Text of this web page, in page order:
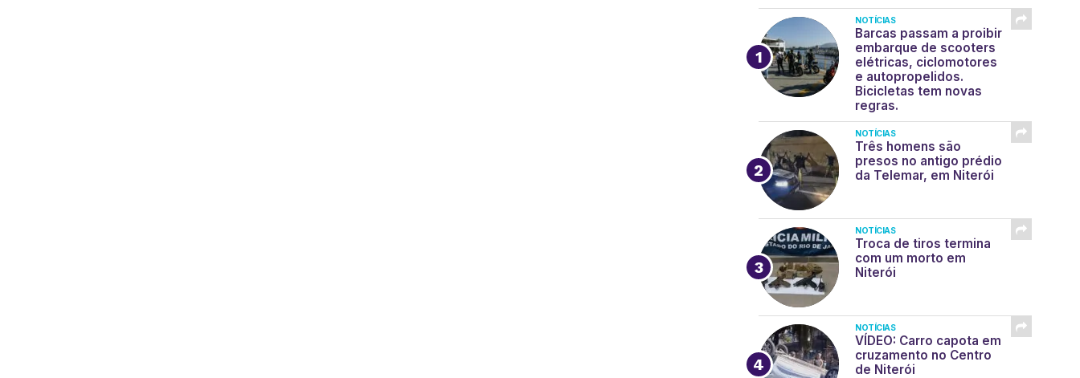
NOTÍCIAS
Barcas passam a proibir
embarque de scooters
elétricas, ciclomotores
e autopropelidos.
Bicicletas tem novas
regras.
NOTÍCIAS
Três homens são
presos no antigo prédio
da Telemar, em Niterói
NOTÍCIAS
Troca de tiros termina
com um morto em
Niterói
NOTÍCIAS
VÍDEO: Carro capota em
cruzamento no Centro
de Niterói